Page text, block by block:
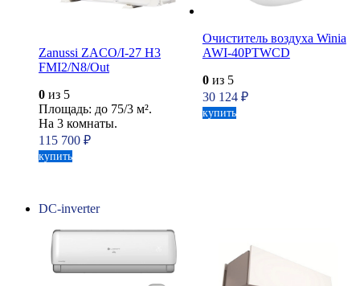
Zanussi ZACO/I-27 H3
FMI2/N8/Out
0 из 5
Площадь: до 75/3 м².
На 3 комнаты.
115 700 ₽
купить
Очиститель воздуха Winia
AWI-40PTWCD
0из 5
30 124 ₽
купить
DC-inverter